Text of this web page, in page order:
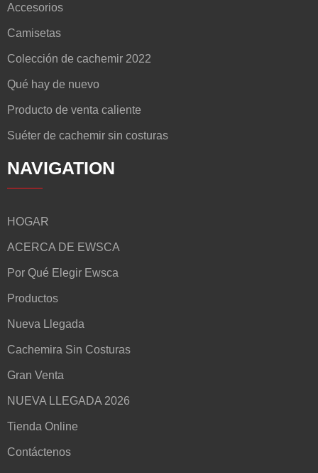
Accesorios
Camisetas
Colección de cachemir 2022
Qué hay de nuevo
Producto de venta caliente
Suéter de cachemir sin costuras
NAVIGATION
HOGAR
ACERCA DE EWSCA
Por Qué Elegir Ewsca
Productos
Nueva Llegada
Cachemira Sin Costuras
Gran Venta
NUEVA LLEGADA 2026
Tienda Online
Contáctenos